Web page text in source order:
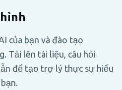
của bạn và đào tạo
Tải lên tài liệu, câu hỏi
để tạo trợ lý thực sự hiểu